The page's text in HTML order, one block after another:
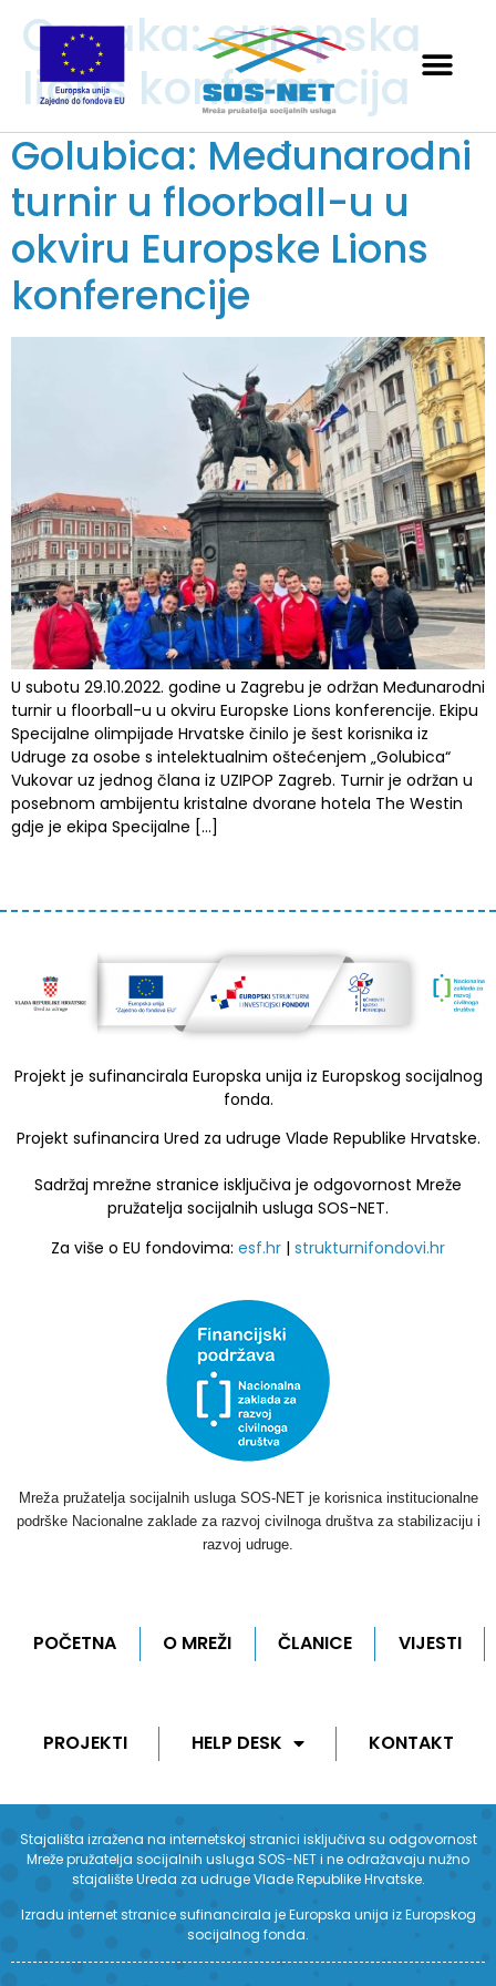
Oznaka:europska
lions konferencija
Golubica: Međunarodni
turnir u floorball-u u
okviru Europske Lions
konferencije
U subotu 29.10.2022. godine u Zagrebu je održan Međunarodni
turnir u floorball-u u okviru Europske Lions konferencije. Ekipu
Specijalne olimpijade Hrvatske činilo je šest korisnika iz
Udruge za osobe s intelektualnim oštećenjem „Golubica“
Vukovar uz jednog člana iz UZIPOP Zagreb. Turnir je održan u
posebnom ambijentu kristalne dvorane hotela The Westin
gdje je ekipa Specijalne […]
Projekt je sufinancirala Europska unija iz Europskog socijalnog
fonda.
Projekt sufinancira Ured za udruge Vlade Republike Hrvatske.
Sadržaj mrežne stranice isključiva je odgovornost Mreže
pružatelja socijalnih usluga SOS-NET.
Za više o EU fondovima: esf.hr | strukturnifondovi.hr
Mreža pružatelja socijalnih usluga SOS-NET je korisnica institucionalne
podrške Nacionalne zaklade za razvoj civilnoga društva za stabilizaciju i
razvoj udruge.
POČETNA O MREŽI ČLANICE VIJESTI
PROJEKTI HELP DESK KONTAKT
Stajališta izražena na internetskoj stranici isključiva su odgovornost
Mreže pružatelja socijalnih usluga SOS-NET i ne odražavaju nužno
stajalište Ureda za udruge Vlade Republike Hrvatske.
Izradu internet stranice sufinancirala je Europska unija iz Europskog
socijalnog fonda.